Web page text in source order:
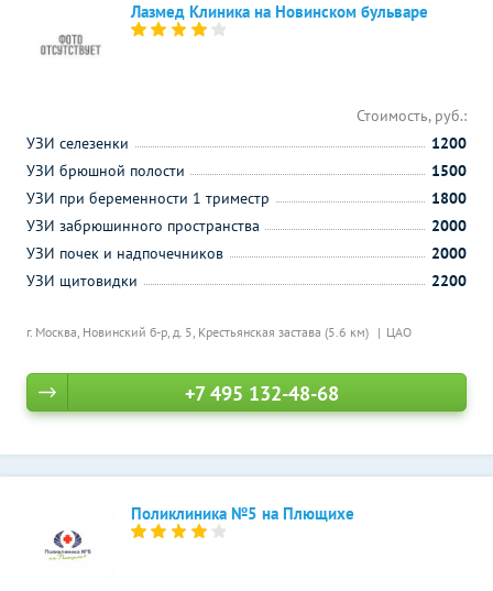
Лазмед Клиника на Новинском бульваре
г. Москва, Новинский б-р, д. 5, Крестьянская застава (5.6 км) ЦАО
Стоимость, руб.:
УЗИ селезенки
1200
УЗИ брюшной полости
1500
УЗИ при беременности 1 триместр
1800
УЗИ забрюшинного пространства
2000
УЗИ почек и надпочечников
2000
УЗИ щитовидки
2200
+7 495 132-48-68
Поликлиника №5 на Плющихе